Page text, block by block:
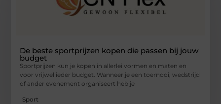
De beste sportprijzen kopen die passen bij jouw
budget
Sportprijzen kun je kopen in allerlei vormen en maten en
voor vrijwel ieder budget. Wanneer je een toernooi, wedstrijd
of ander evenement organiseert heb je
Sport